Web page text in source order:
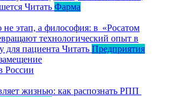
Читать Фарма
не этап, а философия: в «Росатом
технологический опыт в
для пациента Читать Предприятия
России
жизнью: как распознать РПП